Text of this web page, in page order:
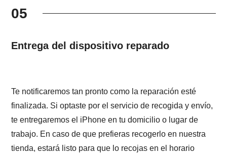
05
Entrega del dispositivo reparado
Te notificaremos tan pronto como la reparación esté
finalizada. Si optaste por el servicio de recogida y envío,
te entregaremos el iPhone en tu domicilio o lugar de
trabajo. En caso de que prefieras recogerlo en nuestra
tienda, estará listo para que lo recojas en el horario